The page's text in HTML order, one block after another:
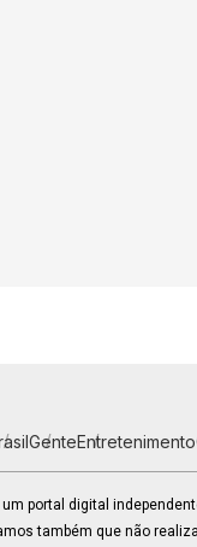
GenteEntretenimento
um portal digital
também que não